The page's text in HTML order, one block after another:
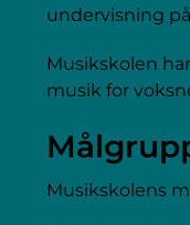
undervisning
Musikskolen
musik for
Musikskolens